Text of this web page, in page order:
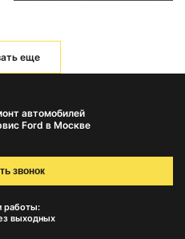
еще
автомобилей
Ford в Москве
работы:
выходных
звонок